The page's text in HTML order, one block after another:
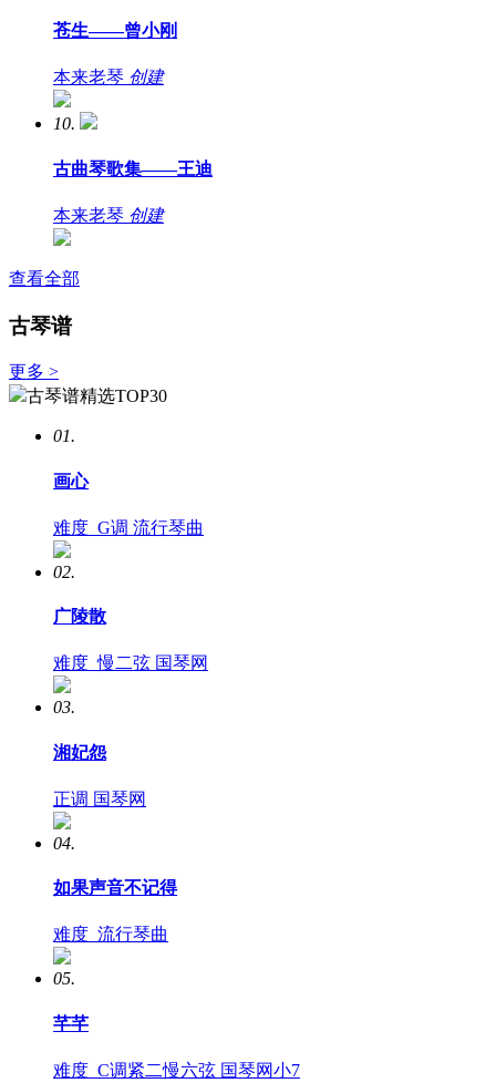
苍生——曾小刚
本来老琴 创建
10.
古曲琴歌集——王迪
本来老琴 创建
查看全部
古琴谱
更多 >
古琴谱精选TOP30
01.
画心
难度 G调 流行琴曲
02.
广陵散
难度慢二弦 国琴网
03.
湘妃怨
正调 国琴网
04.
如果声音不记得
难度 流行琴曲
05.
芊芊
难度 C调紧二慢六弦 国琴网小7